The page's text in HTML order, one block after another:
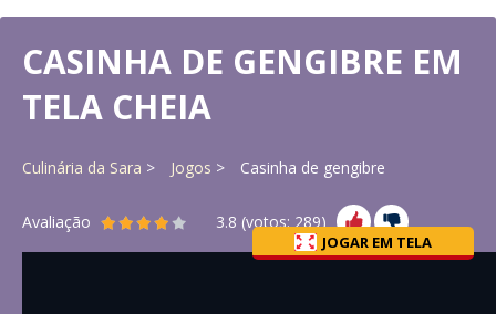
CASINHA DE GENGIBRE EM
TELA CHEIA
Culinária da Sara Jogos Casinha de gengibre
Avaliação 3.8 (votos:289)
JOGAR EM TELA